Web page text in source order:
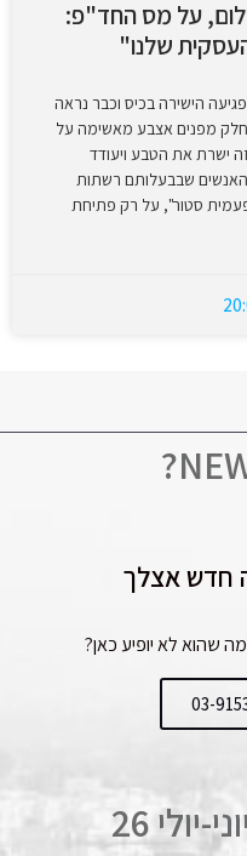
על מס החד"פ:
שלנו"
הישירה בכיס וכבר נראה
מפנים אצבע מאשימה על
ישרת את הטבע ויעודד
האנשים שבבעלותם רשתות
סטור", על רק פתיחת
חדש אצלך
שהוא לא יופיע כאן?
26